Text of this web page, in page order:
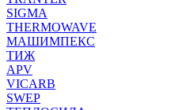
SIGMA
THERMOWAVE
МАШИМПЕКС
ТИЖ
APV
VICARB
SWEP